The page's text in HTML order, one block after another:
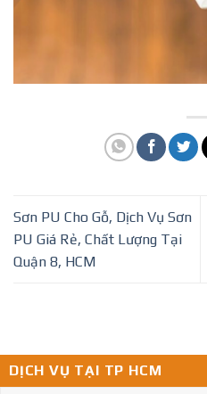
Sơn PU Cho Gỗ, Dịch Vụ Sơn
PU Giá Rẻ, Chất Lượng Tại
Quận 8, HCM
DỊCH VỤ TẠI TP HCM